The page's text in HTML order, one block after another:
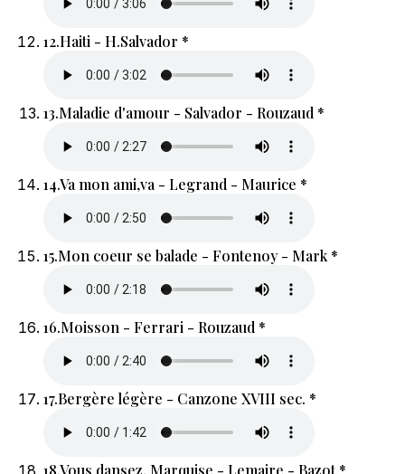
12.Haiti - H.Salvador *
13.Maladie d'amour - Salvador - Rouzaud *
14.Va mon ami,va - Legrand - Maurice *
15.Mon coeur se balade - Fontenoy - Mark *
16.Moisson - Ferrari - Rouzaud *
17.Bergère légère - Canzone XVIII sec. *
18.Vous dansez, Marquise - Lemaire - Bazot *